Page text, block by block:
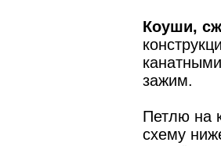
Коуши,
зажим.
Петлю на
схему